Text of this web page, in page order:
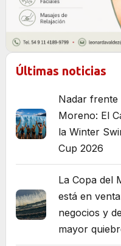
Últimas noticias
Nadar frente
Moreno: El
la Winter
Cup 2026
La Copa del
está en
negocios y
mayor